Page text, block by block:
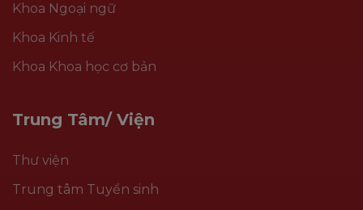
Khoa Ngoại ngữ
Khoa Kinh tế
Khoa Khoa học cơ bản
Trung Tâm/ Viện
Thư viện
Trung tâm Tuyển sinh